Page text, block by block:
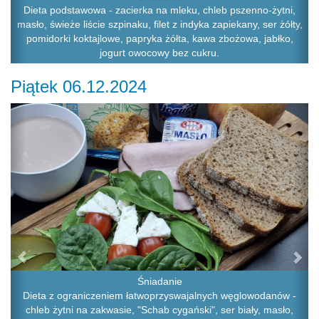
Dieta podstawowa - zacierka na mleku, chleb pszenno-żytni,
masło, świeże liście szpinaku, filet z indyka zapiekany, ser żółty,
pomidorki koktajlowe, papryka żółta, kawa zbożowa, jabłko,
jogurt owocowy bez cukru.
Piątek 06.12.2024
Śniadanie
Dieta z ograniczeniem łatwoprzyswajalnych węglowodanów -
chleb żytni na zakwasie, "Schab cygański", ser biały, masło,
Previous